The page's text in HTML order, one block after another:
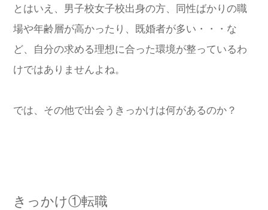
とはいえ、男子校女子校出身の方、同性ばかりの職
場や年齢層が高かったり、既婚者が多い・・・な
ど、自分の求める理想に合った環境が整っているわ
けではありませんよね。
では、その他で出会うきっかけは何があるのか？
きっかけ①転職